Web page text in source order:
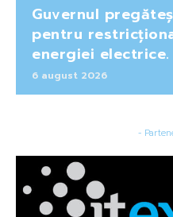
Guvernul
pentru
energiei electrice.
6 august 2026
-